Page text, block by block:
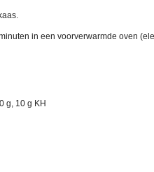
in een voorverwarmde oven
g, 10 g KH